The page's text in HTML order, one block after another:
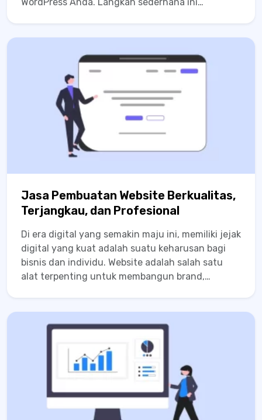
situs Anda dan rasakan...
Jasa Pembuatan Website Berkualitas,
Terjangkau, dan Profesional
Di era digital yang semakin maju ini, memiliki jejak
digital yang kuat adalah suatu keharusan bagi
bisnis dan individu. Website adalah salah satu
alat terpenting untuk membangun brand,
terkait dengan...